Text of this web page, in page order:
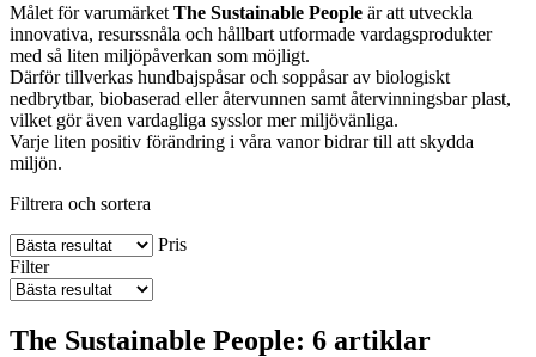
Målet för varumärket The Sustainable People är att utveckla
innovativa, resurssnåla och hållbart utformade vardagsprodukter
med så liten miljöpåverkan som möjligt.
Därför tillverkas hundbajspåsar och soppåsar av biologiskt
nedbrytbar, biobaserad eller återvunnen samt återvinningsbar plast,
vilket gör även vardagliga sysslor mer miljövänliga.
Varje liten positiv förändring i våra vanor bidrar till att skydda
miljön.
Filtrera och sortera
Pris
Filter
The Sustainable People: 6 artiklar